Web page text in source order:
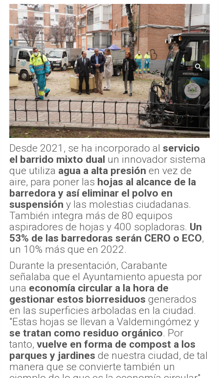
Desde 2021, se ha incorporado al servicio
el barrido mixto dual un innovador sistema
que utiliza agua a alta presión en vez de
aire, para poner las hojas al alcance de la
barredora y así eliminar el polvo en
suspensión y las molestias ciudadanas.
También integra más de 80 equipos
aspiradores de hojas y 400 sopladoras. Un
53% de las barredoras serán CERO o ECO,
un 10% más que en 2022.
Durante la presentación, Carabante
señalaba que el Ayuntamiento apuesta por
una economía circular a la hora de
gestionar estos biorresiduos generados
en las superficies arboladas en la ciudad.
"Estas hojas se llevan a Valdemingómez y
se tratan como residuo orgánico. Por
tanto, vuelve en forma de compost a los
parques y jardines de nuestra ciudad, de tal
manera que se convierte también un